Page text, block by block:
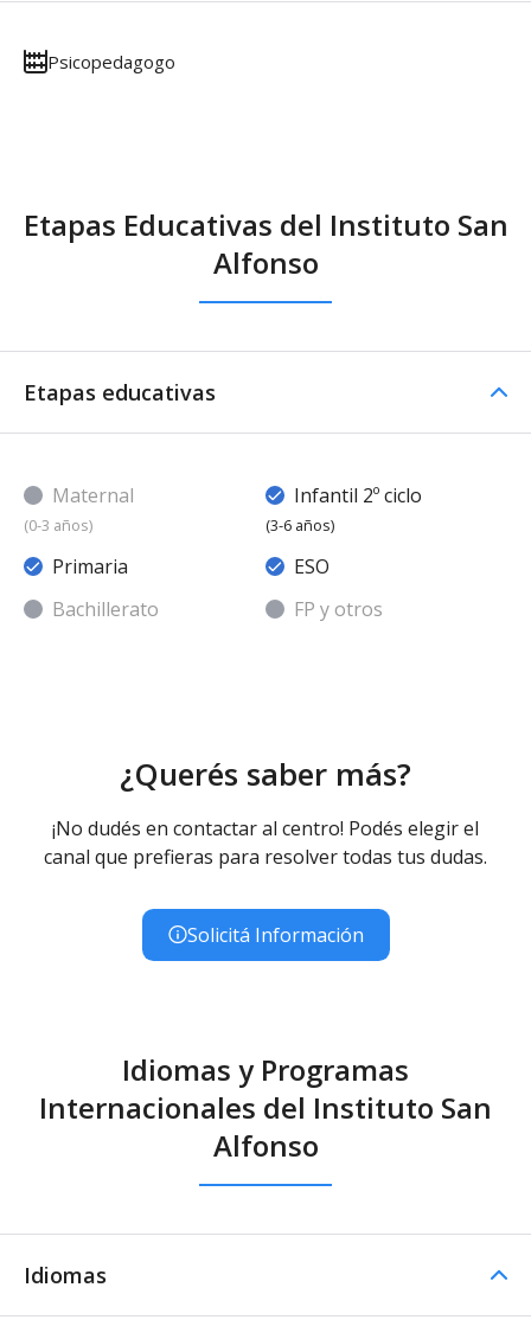
Psicopedagogo
Etapas Educativas del Instituto San
Alfonso
Etapas educativas
Maternal
(0-3 años)
Infantil 2º ciclo
(3-6 años)
Primaria
ESO
Bachillerato
FP y otros
¿Querés saber más?
¡No dudés en contactar al centro! Podés elegir el
canal que prefieras para resolver todas tus dudas.
Solicitá Información
Idiomas y Programas
Internacionales del Instituto San
Alfonso
Idiomas